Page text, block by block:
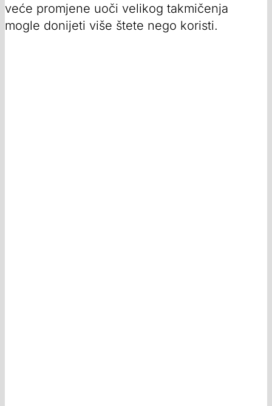
veće promjene uoči velikog takmičenja
mogle donijeti više štete nego koristi.